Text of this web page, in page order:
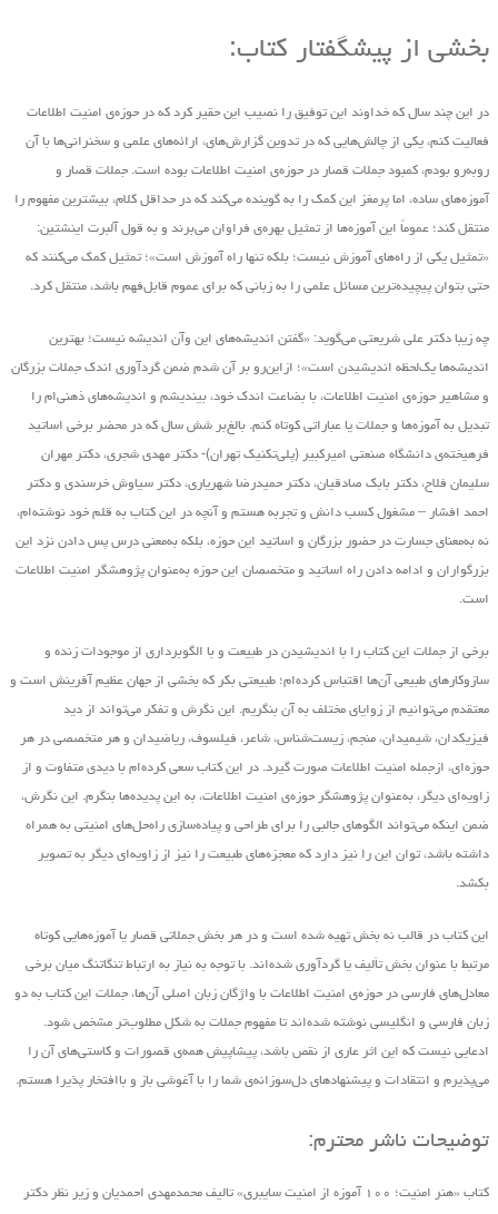
بخشی از پیشگفتار کتاب:
در این چند سال که خداوند این توفیق را نصیب این حقیر کرد که در حوزه‌ی امنیت اطلاعات
فعالیت کنم، یکی از چالش‌هایی که در تدوین گزارش‌های، ارائه‌های علمی و سخنرانی‌ها با آن
روبه‌رو بودم، کمبود جملات قصار در حوزه‌ی امنیت اطلاعات بوده است. جملات قصار و
آموزه‌های ساده، اما پرمغز این کمک را به گوینده‌ می‌کند که در حداقل کلام، بیشترین مفهوم را
منتقل کند؛ عموماً این آموزه‌ها از تمثیل بهره‌ی فراوان‌ می‌برند و به قول آلبرت اینشتین:
«تمثیل یکی از راه‌های آموزش نیست؛ بلکه تنها راه آموزش است»؛ تمثیل کمک می‌کنند که
حتی بتوان پیچیده‌ترین مسائل علمی را به زبانی که برای عموم قابل‌فهم باشد، منتقل کرد.
چه زیبا دکتر علی شریعتی ‌می‌گوید: «گفتن اندیشه‌های این ‌وآن اندیشه نیست؛ بهترین
اندیشه‌ها یک‌لحظه اندیشیدن است»؛ ازاین‌رو بر آن شدم ضمن گردآوری اندک جملات بزرگان
و مشاهیر حوزه‌ی امنیت اطلاعات، با بضاعت اندک خود، بیندیشم و اندیشه‌های ذهنی‌ام را
تبدیل به آموزه‌ها و جملات یا عباراتی کوتاه کنم. بالغ‌بر شش سال که در محضر برخی اساتید
فرهیخته‌ی دانشگاه صنعتی امیرکبیر (پلی‌تکنیک تهران)- دکتر مهدی شجری، دکتر مهران
سلیمان فلاح، دکتر بابک صادقیان، دکتر حمیدرضا شهریاری، دکتر سیاوش خرسندی و دکتر
احمد افشار – مشغول کسب دانش و تجربه هستم و آنچه در این کتاب به قلم خود نوشته‌ام،
نه به‌معنای جسارت در حضور بزرگان و اساتید این حوزه، بلکه به‌معنی درس پس دادن نزد این
بزرگواران و ادامه دادن راه اساتید و متخصصان این حوزه به‌عنوان پژوهشگر امنیت اطلاعات
است.
برخی از جملات این کتاب را با اندیشیدن در طبیعت و با الگوبرداری از موجودات زنده و
سازوکارهای طبیعی آن‌ها اقتباس کرده‌ام؛ طبیعتی بکر که بخشی از جهان عظیم آفرینش است و
معتقدم می‌توانیم از زوایای مختلف به آن بنگریم. این نگرش و تفکر می‌تواند از دید
فیزیکدان، شیمیدان، منجم، زیست‌شناس، شاعر، فیلسوف، ریاضیدان و هر متخصصی در هر
حوزه‌ای، ازجمله امنیت اطلاعات صورت گیرد. در این کتاب سعی کرده‌ام با دیدی متفاوت و از
زاویه‌ای دیگر، به‌عنوان پژوهشگر حوزه‌ی امنیت اطلاعات، به این پدیده‌ها بنگرم. این نگرش،
ضمن اینکه می‌تواند الگوهای جالبی را برای طراحی و پیاده‌سازی راه‌حل‌های امنیتی به همراه
داشته باشد، توان این را نیز دارد که معجزه‌های طبیعت را نیز از زاویه‌ای دیگر به تصویر
بکشد.
این کتاب در قالب نه بخش تهیه ‌شده است و در هر بخش جملاتی قصار یا آموزه‌هایی کوتاه
مرتبط با عنوان بخش تألیف یا گردآوری شده‌اند. با توجه به نیاز به ارتباط تنگاتنگ میان برخی
معادل‌های فارسی در حوزه‌ی امنیت اطلاعات با واژگان زبان اصلی آن‌ها، جملات این کتاب به دو
زبان فارسی و انگلیسی نوشته شده‌اند تا مفهوم جملات به شکل مطلوب‌تر مشخص شود.
ادعایی نیست که این اثر عاری از نقص باشد، پیشاپیش همه‌ی قصورات و کاستی‌های آن را
می‌پذیرم و انتقادات و پیشنهاد‌های د‌ل‌سوزانه‌ی شما را با آغوشی باز و باافتخار پذیرا هستم.
توضیحات ناشر محترم:
کتاب «هنر امنیت؛ ۱۰۰ آموزه از امنیت سایبری» تالیف محمدمهدی احمدیان و زیر نظر دکتر